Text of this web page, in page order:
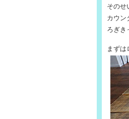
そのせ
カウン
ろぎき
まずは